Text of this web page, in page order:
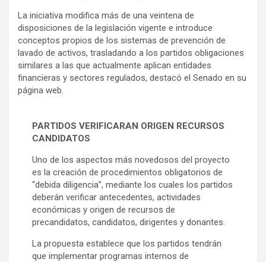
La iniciativa modifica más de una veintena de
disposiciones de la legislación vigente e introduce
conceptos propios de los sistemas de prevención de
lavado de activos, trasladando a los partidos obligaciones
similares a las que actualmente aplican entidades
financieras y sectores regulados, destacó el Senado en su
página web.
PARTIDOS VERIFICARAN ORIGEN RECURSOS
CANDIDATOS
Uno de los aspectos más novedosos del proyecto
es la creación de procedimientos obligatorios de
“debida diligencia”, mediante los cuales los partidos
deberán verificar antecedentes, actividades
económicas y origen de recursos de
precandidatos, candidatos, dirigentes y donantes.
La propuesta establece que los partidos tendrán
que implementar programas internos de